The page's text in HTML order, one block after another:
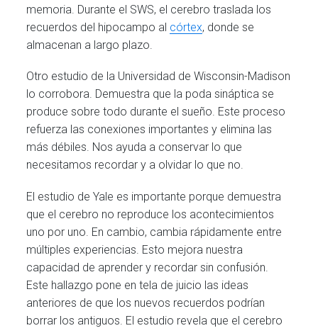
memoria. Durante el SWS, el cerebro traslada los
recuerdos del hipocampo al córtex, donde se
almacenan a largo plazo.
Otro estudio de la Universidad de Wisconsin-Madison
lo corrobora. Demuestra que la poda sináptica se
produce sobre todo durante el sueño. Este proceso
refuerza las conexiones importantes y elimina las
más débiles. Nos ayuda a conservar lo que
necesitamos recordar y a olvidar lo que no.
El estudio de Yale es importante porque demuestra
que el cerebro no reproduce los acontecimientos
uno por uno. En cambio, cambia rápidamente entre
múltiples experiencias. Esto mejora nuestra
capacidad de aprender y recordar sin confusión.
Este hallazgo pone en tela de juicio las ideas
anteriores de que los nuevos recuerdos podrían
borrar los antiguos. El estudio revela que el cerebro